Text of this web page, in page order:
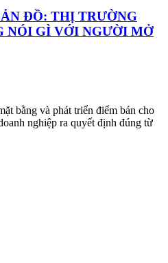
ĐỒ: THỊ TRƯỜNG
NÓI GÌ VỚI NGƯỜI MỞ
bằng và phát triển điểm bán cho
nghiệp ra quyết định đúng từ